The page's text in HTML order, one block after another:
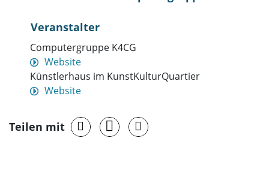
Veranstalter
Computergruppe K4CG
Website
Künstlerhaus im KunstKulturQuartier
Website
Teilen mit